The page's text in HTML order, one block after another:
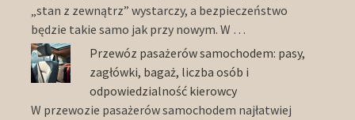
„stan z zewnątrz” wystarczy, a bezpieczeństwo
będzie takie samo jak przy nowym. W …
Przewóz pasażerów samochodem: pasy,
zagłówki, bagaż, liczba osób i
odpowiedzialność kierowcy
W przewozie pasażerów samochodem najłatwiej